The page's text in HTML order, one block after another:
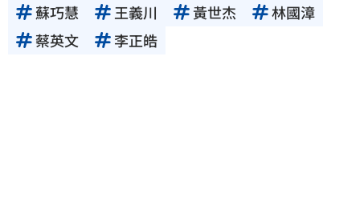
蘇巧慧 王義川 黃世杰
林國漳
蔡英文
李正皓